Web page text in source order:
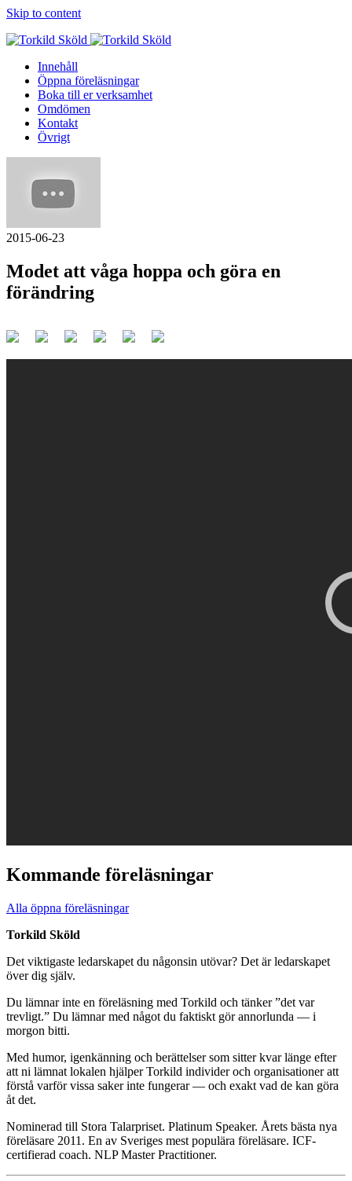
Skip to content
Innehåll
Öppna föreläsningar
Boka till er verksamhet
Omdömen
Kontakt
Övrigt
2015-06-23
Modet att våga hoppa och göra en
förändring
Kommande föreläsningar
Alla öppna föreläsningar
Torkild Sköld
Det viktigaste ledarskapet du någonsin utövar? Det är ledarskapet
över dig själv.
Du lämnar inte en föreläsning med Torkild och tänker ”det var
trevligt.” Du lämnar med något du faktiskt gör annorlunda — i
morgon bitti.
Med humor, igenkänning och berättelser som sitter kvar länge efter
att ni lämnat lokalen hjälper Torkild individer och organisationer att
förstå varför vissa saker inte fungerar — och exakt vad de kan göra
åt det.
Nominerad till Stora Talarpriset. Platinum Speaker. Årets bästa nya
föreläsare 2011. En av Sveriges mest populära föreläsare. ICF-
certifierad coach. NLP Master Practitioner.